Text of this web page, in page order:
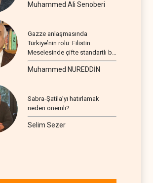
Muhammed Ali Senoberi
Gazze anlaşmasında
Türkiye’nin rolü: Filistin
Meselesinde çifte standartlı bir
seyir
Muhammed NUREDDİN
Sabra-Şatila’yı hatırlamak
neden önemli?
Selim Sezer